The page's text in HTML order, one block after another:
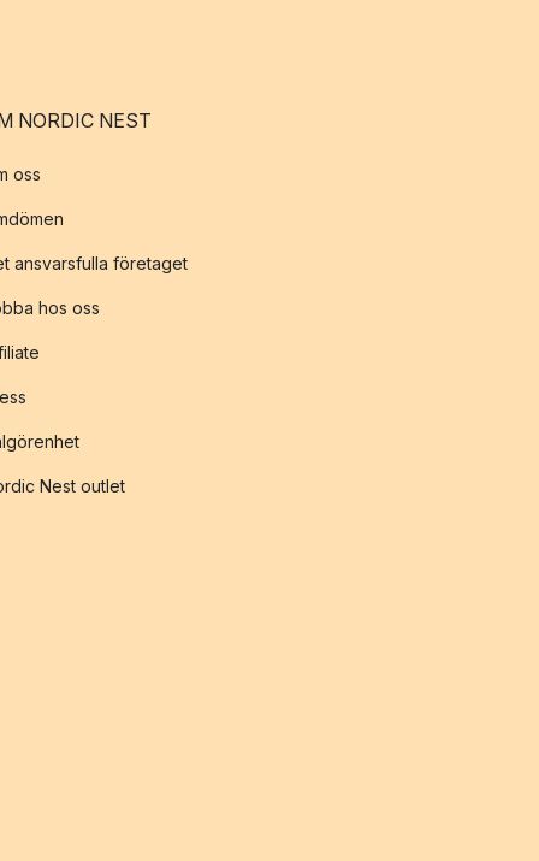
NORDIC NEST
oss
ansvarsfulla företaget
hos oss
Nest outlet